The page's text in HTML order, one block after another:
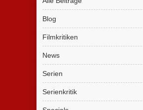
Blog
Filmkritiken
News
Serien
Serienkritik